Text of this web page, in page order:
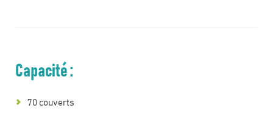
Capacité :
70 couverts